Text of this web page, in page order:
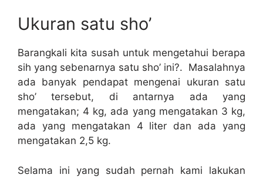
Ukuran satu sho’
Barangkali kita susah untuk mengetahui berapa
sih yang sebenarnya satu sho’ ini?. Masalahnya
ada banyak pendapat mengenai ukuran satu
sho’ tersebut, di antarnya ada yang
mengatakan; 4 kg, ada yang mengatakan 3 kg,
ada yang mengatakan 4 liter dan ada yang
mengatakan 2,5 kg.
Selama ini yang sudah pernah kami lakukan